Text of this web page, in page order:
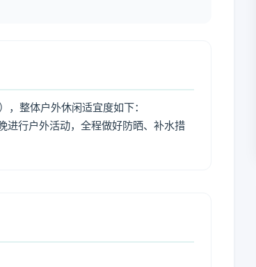
整体户外休闲适宜度如下：
进行户外活动，全程做好防晒、补水措